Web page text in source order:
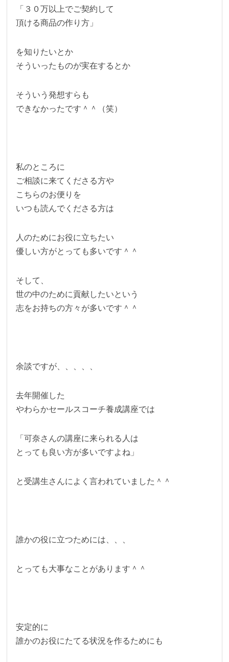
「３０万以上でご契約して
頂ける商品の作り方」
を知りたいとか
そういったものが実在するとか
そういう発想すらも
できなかったです＾＾（笑）
私のところに
ご相談に来てくださる方や
こちらのお便りを
いつも読んでくださる方は
人のためにお役に立ちたい
優しい方がとっても多いです＾＾
そして、
世の中のために貢献したいという
志をお持ちの方々が多いです＾＾
余談ですが、、、、、
去年開催した
やわらかセールスコーチ養成講座では
「可奈さんの講座に来られる人は
とっても良い方が多いですよね」
と受講生さんによく言われていました＾＾
誰かの役に立つためには、、、
とっても大事なことがあります＾＾
安定的に
誰かのお役にたてる状況を作るためにも